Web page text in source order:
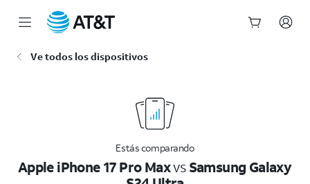
Ve todos los dispositivos
Estás comparando
Apple iPhone 17 Pro MaxvsSamsung Galaxy